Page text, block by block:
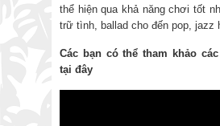
thể hiện qua khả năng chơi tốt
trữ tình, ballad cho đến pop, jazz
Các bạn có thể tham khảo
tại đây